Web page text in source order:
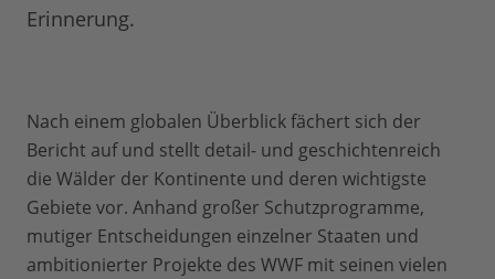
Erinnerung.
Nach einem globalen Überblick fächert sich der
Bericht auf und stellt detail- und geschichtenreich
die Wälder der Kontinente und deren wichtigste
Gebiete vor. Anhand großer Schutzprogramme,
mutiger Entscheidungen einzelner Staaten und
ambitionierter Projekte des WWF mit seinen vielen